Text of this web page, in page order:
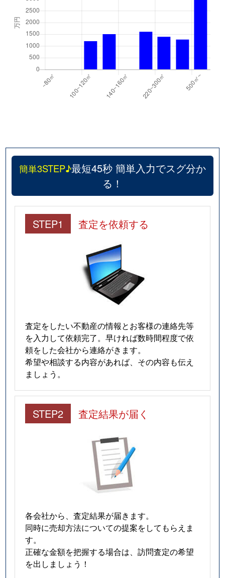
簡単3STEP♪最短45秒 簡単入力でスグ分か
る！
STEP1 査定を依頼する
査定をしたい不動産の情報とお客様の連絡先等
を入力して依頼完了。早ければ数時間程度で依
頼をした会社から連絡がきます。
希望や相談する内容があれば、その内容も伝え
ましょう。
STEP2 査定結果が届く
各会社から、査定結果が届きます。
同時に売却方法についての提案をしてもらえま
す。
正確な金額を把握する場合は、訪問査定の希望
を出しましょう！